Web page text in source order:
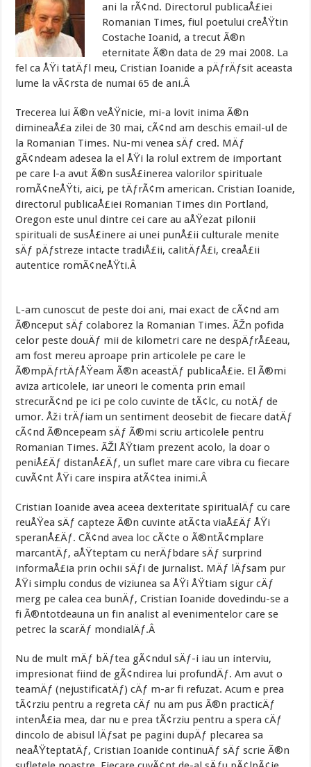
ani la rÃ¢nd. Directorul publicaÅ£iei
Romanian Times, fiul poetului creÅŸtin
Costache Ioanid, a trecut Ã®n
eternitate Ã®n data de 29 mai 2008. La
fel ca ÅŸi tatÄƒl meu, Cristian Ioanide a pÄƒrÄƒsit aceasta
lume la vÃ¢rsta de numai 65 de ani.Â
Trecerea lui Ã®n veÅŸnicie, mi-a lovit inima Ã®n
dimineaÅ£a zilei de 30 mai, cÃ¢nd am deschis email-ul de
la Romanian Times. Nu-mi venea sÄƒ cred. MÄƒ
gÃ¢ndeam adesea la el ÅŸi la rolul extrem de important
pe care l-a avut Ã®n susÅ£inerea valorilor spirituale
romÃ¢neÅŸti, aici, pe tÄƒrÃ¢m american. Cristian Ioanide,
directorul publicaÅ£iei Romanian Times din Portland,
Oregon este unul dintre cei care au aÅŸezat pilonii
spirituali de susÅ£inere ai unei punÅ£ii culturale menite
sÄƒ pÄƒstreze intacte tradiÅ£ii, calitÄƒÅ£i, creaÅ£ii
autentice romÃ¢neÅŸti.Â
L-am cunoscut de peste doi ani, mai exact de cÃ¢nd am
Ã®nceput sÄƒ colaborez la Romanian Times. ÃŽn pofida
celor peste douÄƒ mii de kilometri care ne despÄƒrÅ£eau,
am fost mereu aproape prin articolele pe care le
Ã®mpÄƒrtÄƒÅŸeam Ã®n aceastÄƒ publicaÅ£ie. El Ã®mi
aviza articolele, iar uneori le comenta prin email
strecurÃ¢nd pe ici pe colo cuvinte de tÃ¢lc, cu notÄƒ de
umor. Åži trÄƒiam un sentiment deosebit de fiecare datÄƒ
cÃ¢nd Ã®ncepeam sÄƒ Ã®mi scriu articolele pentru
Romanian Times. ÃŽl ÅŸtiam prezent acolo, la doar o
peniÅ£Äƒ distanÅ£Äƒ, un suflet mare care vibra cu fiecare
cuvÃ¢nt ÅŸi care inspira atÃ¢tea inimi.Â
Cristian Ioanide avea aceea dexteritate spiritualÄƒ cu care
reuÅŸea sÄƒ capteze Ã®n cuvinte atÃ¢ta viaÅ£Äƒ ÅŸi
speranÅ£Äƒ. CÃ¢nd avea loc cÃ¢te o Ã®ntÃ¢mplare
marcantÄƒ, aÅŸteptam cu nerÄƒbdare sÄƒ surprind
informaÅ£ia prin ochii sÄƒi de jurnalist. MÄƒ lÄƒsam pur
ÅŸi simplu condus de viziunea sa ÅŸi ÅŸtiam sigur cÄƒ
merg pe calea cea bunÄƒ, Cristian Ioanide dovedindu-se a
fi Ã®ntotdeauna un fin analist al evenimentelor care se
petrec la scarÄƒ mondialÄƒ.Â
Nu de mult mÄƒ bÄƒtea gÃ¢ndul sÄƒ-i iau un interviu,
impresionat fiind de gÃ¢ndirea lui profundÄƒ. Am avut o
teamÄƒ (nejustificatÄƒ) cÄƒ m-ar fi refuzat. Acum e prea
tÃ¢rziu pentru a regreta cÄƒ nu am pus Ã®n practicÄƒ
intenÅ£ia mea, dar nu e prea tÃ¢rziu pentru a spera cÄƒ
dincolo de abisul lÄƒsat pe pagini dupÄƒ plecarea sa
neaÅŸteptatÄƒ, Cristian Ioanide continuÄƒ sÄƒ scrie Ã®n